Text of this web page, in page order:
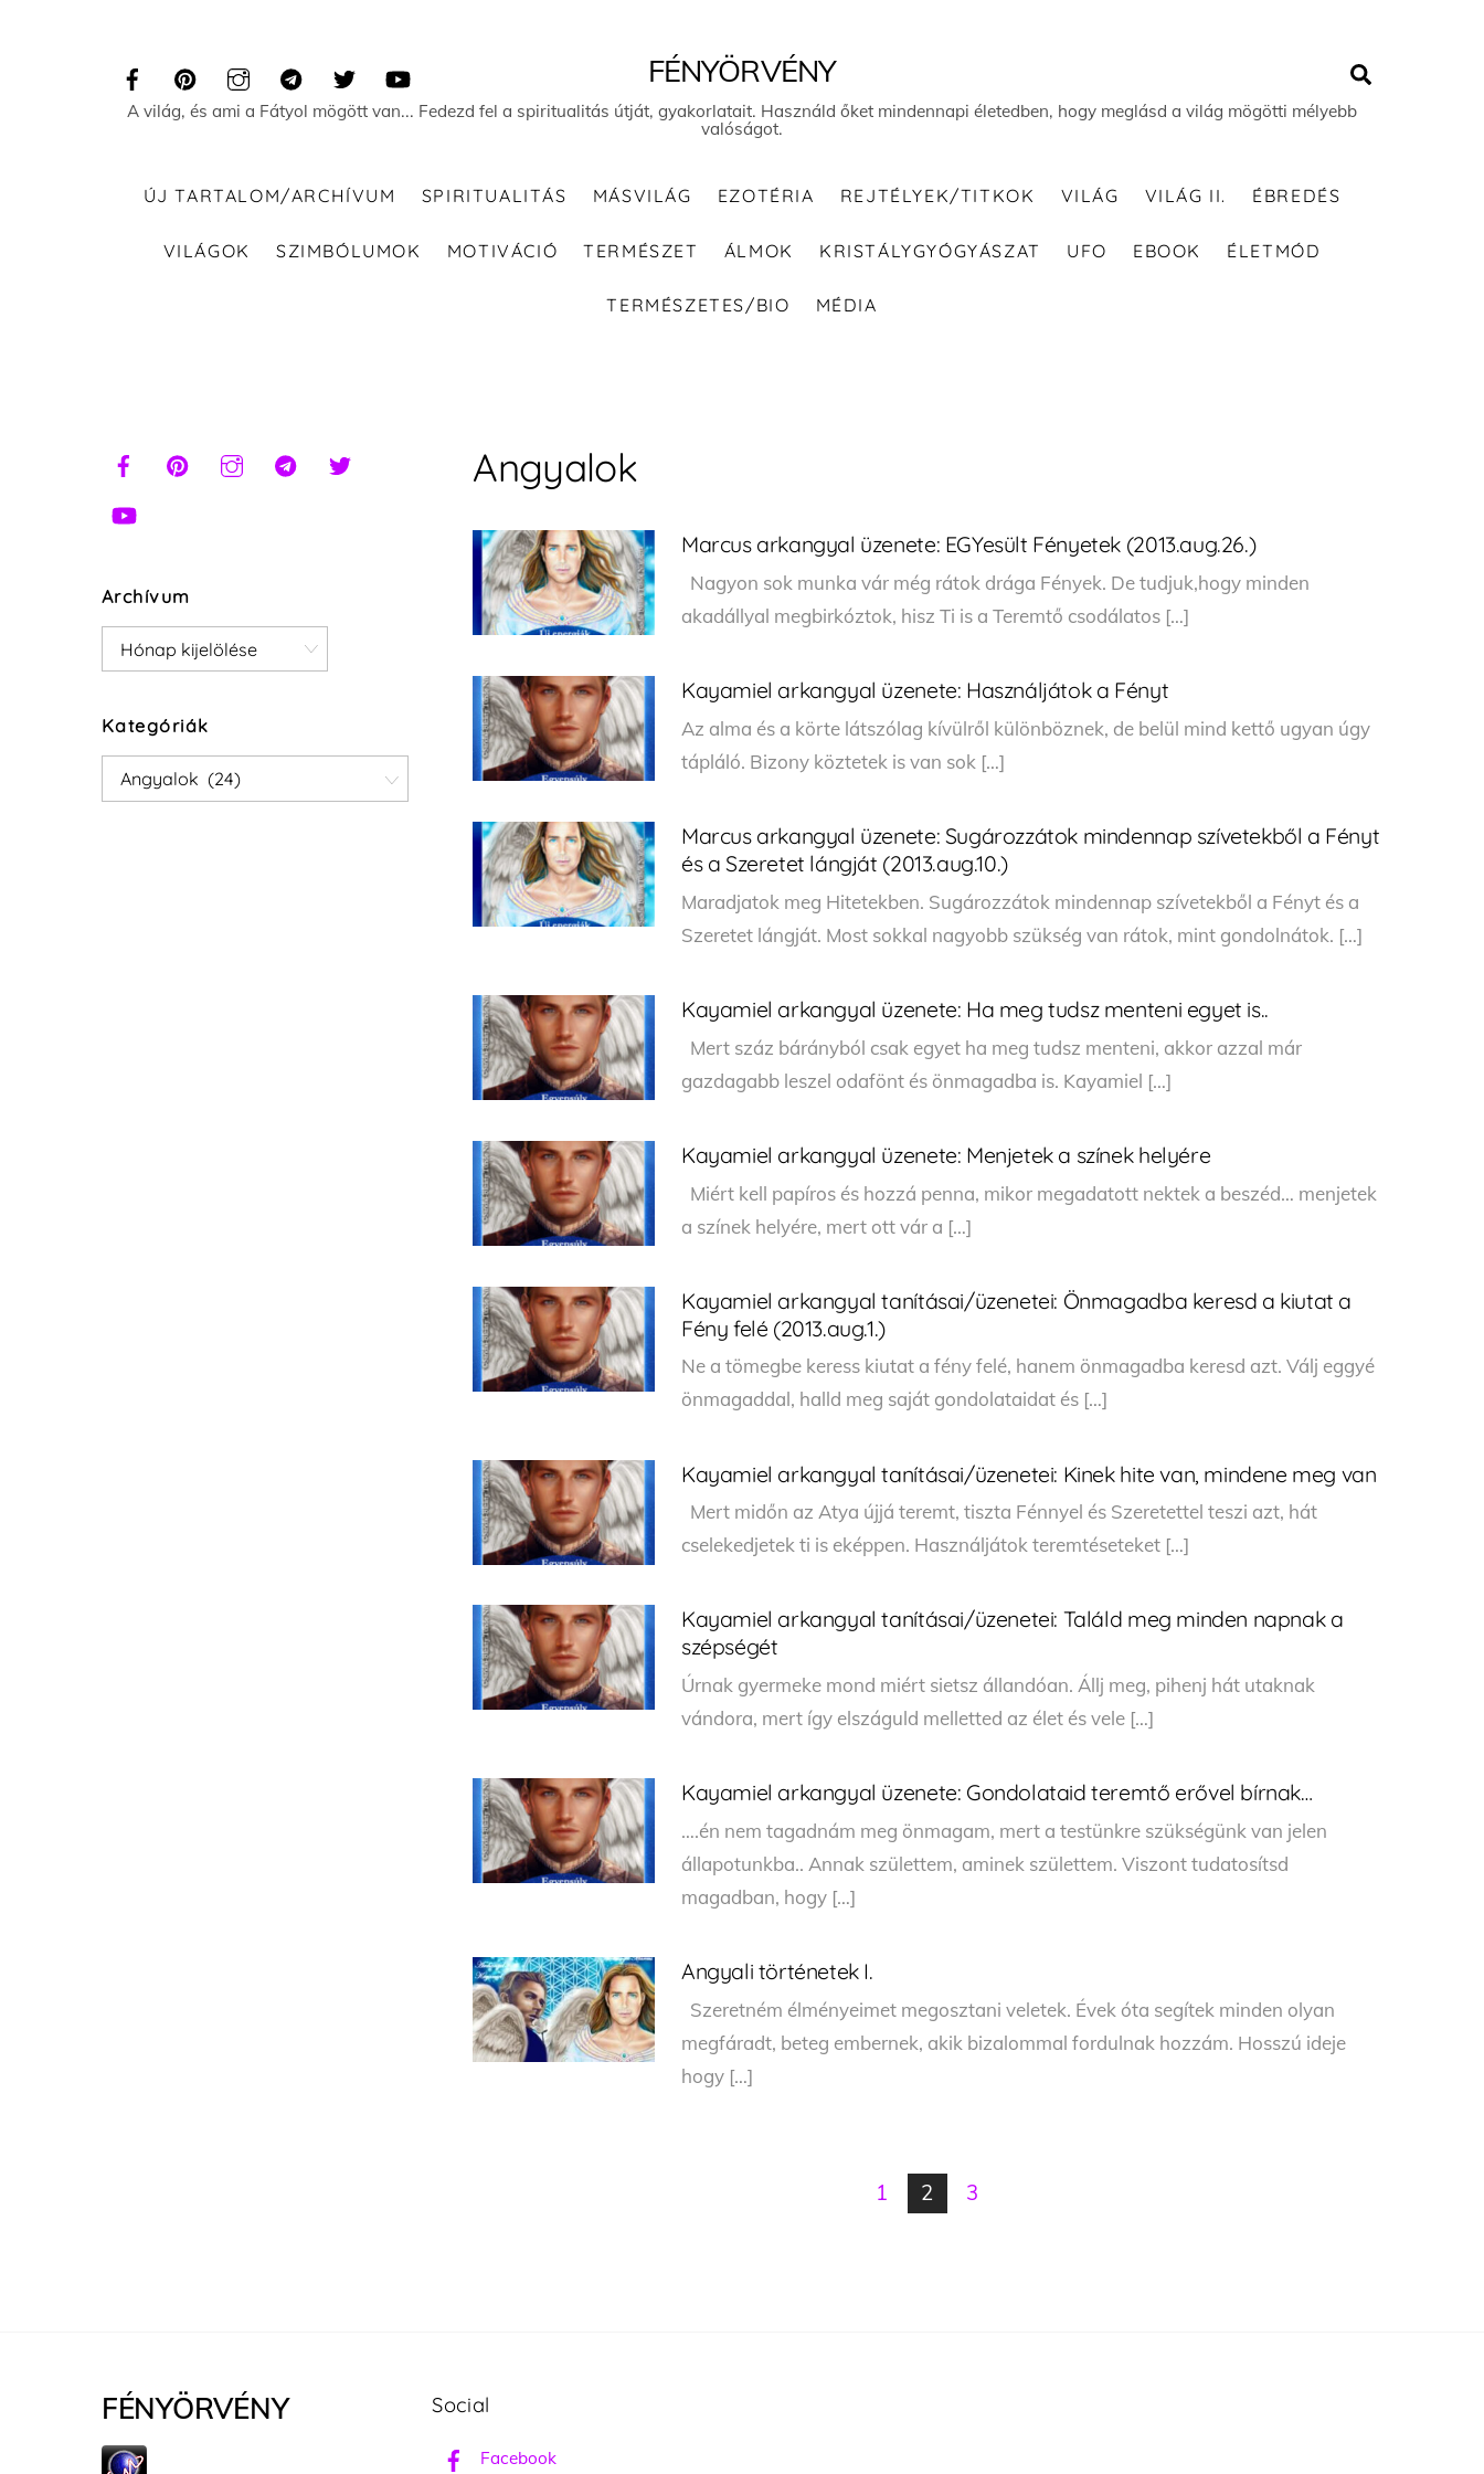
FÉNYÖRVÉNY
A világ, és ami a Fátyol mögött van... Fedezd fel a spiritualitás útját, gyakorlatait. Használd őket mindennapi életedben, hogy meglásd a világ mögötti mélyebb
valóságot.
ÚJ TARTALOM/ARCHÍVUM SPIRITUALITÁS MÁSVILÁG EZOTÉRIA REJTÉLYEK/TITKOK VILÁG VILÁG II. ÉBREDÉS
VILÁGOK SZIMBÓLUMOK MOTIVÁCIÓ TERMÉSZET ÁLMOK KRISTÁLYGYÓGYÁSZAT UFO EBOOK ÉLETMÓD
TERMÉSZETES/BIO MÉDIA
Angyalok
Marcus arkangyal üzenete: EGYesült Fényetek (2013.aug.26.)
Nagyon sok munka vár még rátok drága Fények. De tudjuk,hogy minden
akadállyal megbirkóztok, hisz Ti is a Teremtő csodálatos […]
Kayamiel arkangyal üzenete: Használjátok a Fényt
Az alma és a körte látszólag kívülről különböznek, de belül mind kettő ugyan úgy
tápláló. Bizony köztetek is van sok […]
Marcus arkangyal üzenete: Sugározzátok mindennap szívetekből a Fényt
és a Szeretet lángját (2013.aug.10.)
Maradjatok meg Hitetekben. Sugározzátok mindennap szívetekből a Fényt és a
Szeretet lángját. Most sokkal nagyobb szükség van rátok, mint gondolnátok. […]
Kayamiel arkangyal üzenete: Ha meg tudsz menteni egyet is..
Mert száz bárányból csak egyet ha meg tudsz menteni, akkor azzal már
gazdagabb leszel odafönt és önmagadba is. Kayamiel […]
Kayamiel arkangyal üzenete: Menjetek a színek helyére
Miért kell papíros és hozzá penna, mikor megadatott nektek a beszéd… menjetek
a színek helyére, mert ott vár a […]
Kayamiel arkangyal tanításai/üzenetei: Önmagadba keresd a kiutat a
Fény felé (2013.aug.1.)
Ne a tömegbe keress kiutat a fény felé, hanem önmagadba keresd azt. Válj eggyé
önmagaddal, halld meg saját gondolataidat és […]
Kayamiel arkangyal tanításai/üzenetei: Kinek hite van, mindene meg van
Mert midőn az Atya újjá teremt, tiszta Fénnyel és Szeretettel teszi azt, hát
cselekedjetek ti is eképpen. Használjátok teremtéseteket […]
Kayamiel arkangyal tanításai/üzenetei: Találd meg minden napnak a
szépségét
Úrnak gyermeke mond miért sietsz állandóan. Állj meg, pihenj hát utaknak
vándora, mert így elszáguld melletted az élet és vele […]
Kayamiel arkangyal üzenete: Gondolataid teremtő erővel bírnak…
….én nem tagadnám meg önmagam, mert a testünkre szükségünk van jelen
állapotunkba.. Annak születtem, aminek születtem. Viszont tudatosítsd
magadban, hogy […]
Angyali történetek I.
Szeretném élményeimet megosztani veletek. Évek óta segítek minden olyan
megfáradt, beteg embernek, akik bizalommal fordulnak hozzám. Hosszú ideje
hogy […]
1 2 3
Archívum
Archívum
Kategóriák
Kategóriák
FÉNYÖRVÉNY Social
Facebook